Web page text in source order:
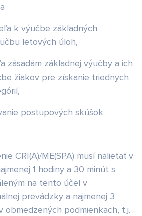
k výučbe základných
letových úloh,
zásadám základnej výučby a ich
žiakov pre získanie triednych
postupových skúšok
CRI(A)/ME(SPA) musí nalietať v
1 hodiny a 30 minút s
na tento účel v
prevádzky a najmenej 3
obmedzených podmienkach, t.j.